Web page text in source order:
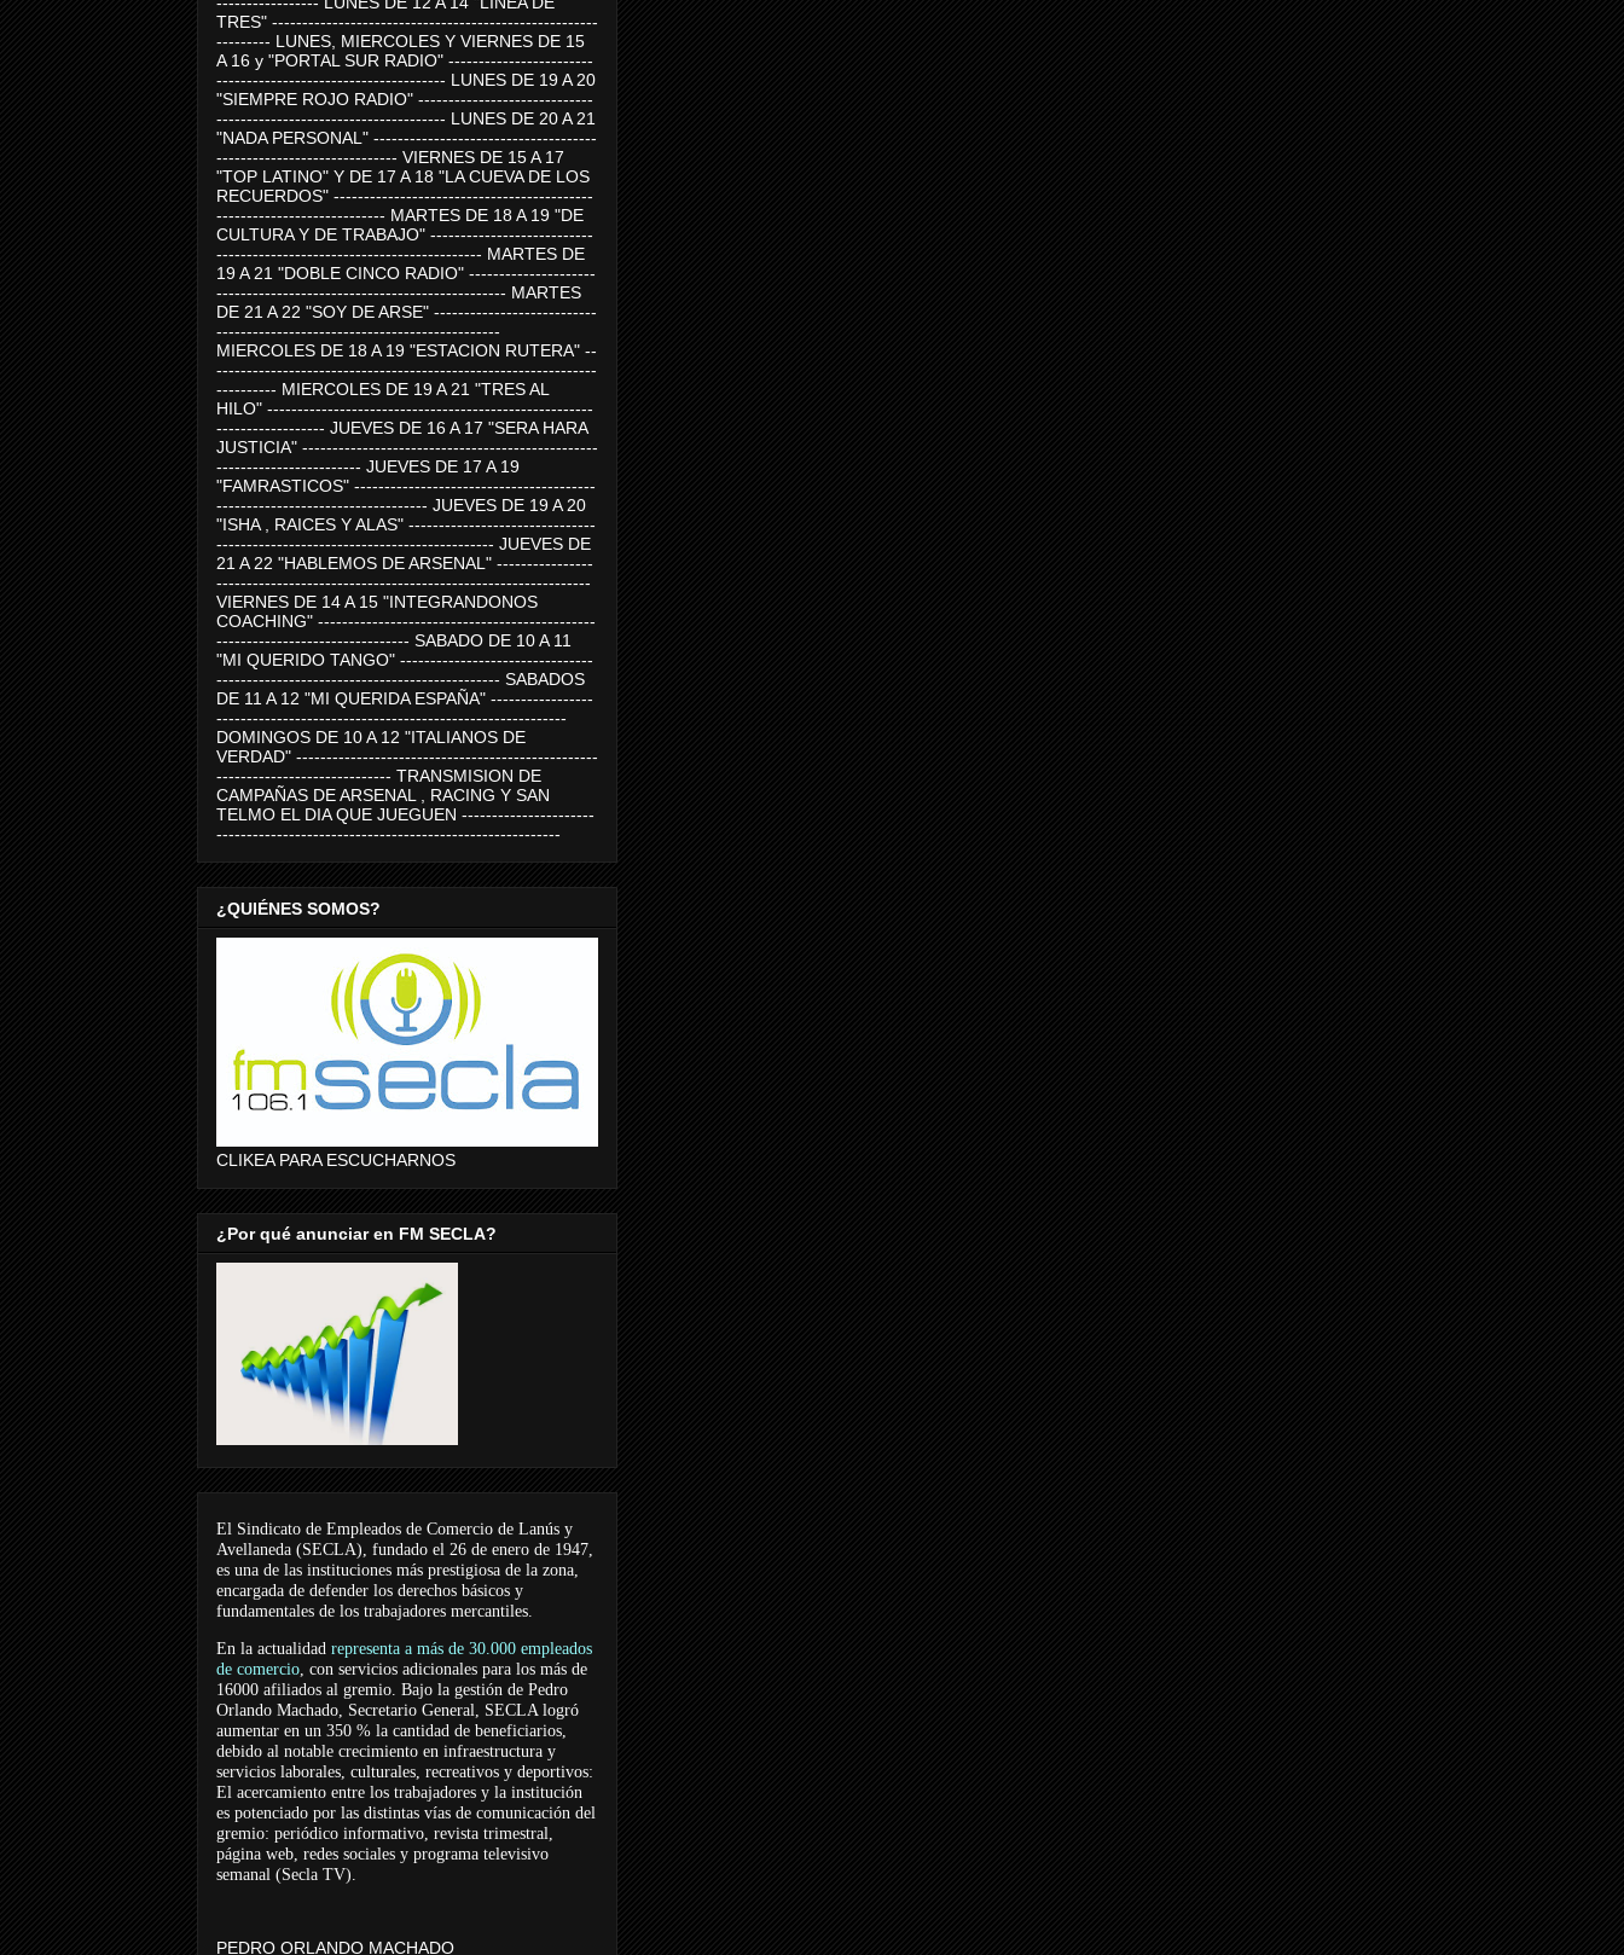
TRES" ------------------------------------------------------
--------- LUNES, MIERCOLES Y VIERNES DE 15
A 16 y "PORTAL SUR RADIO" ------------------------
-------------------------------------- LUNES DE 19 A 20
"SIEMPRE ROJO RADIO" -----------------------------
-------------------------------------- LUNES DE 20 A 21
"NADA PERSONAL" -------------------------------------
------------------------------ VIERNES DE 15 A 17
"TOP LATINO" Y DE 17 A 18 "LA CUEVA DE LOS
RECUERDOS" -------------------------------------------
---------------------------- MARTES DE 18 A 19 "DE
CULTURA Y DE TRABAJO" ---------------------------
-------------------------------------------- MARTES DE
19 A 21 "DOBLE CINCO RADIO" ---------------------
------------------------------------------------ MARTES
DE 21 A 22 "SOY DE ARSE" ---------------------------
-----------------------------------------------
MIERCOLES DE 18 A 19 "ESTACION RUTERA" --
---------------------------------------------------------------
---------- MIERCOLES DE 19 A 21 "TRES AL
HILO" ------------------------------------------------------
------------------ JUEVES DE 16 A 17 "SERA HARA
JUSTICIA" -------------------------------------------------
------------------------ JUEVES DE 17 A 19
"FAMRASTICOS" ----------------------------------------
----------------------------------- JUEVES DE 19 A 20
"ISHA , RAICES Y ALAS" -------------------------------
---------------------------------------------- JUEVES DE
21 A 22 "HABLEMOS DE ARSENAL" ----------------
--------------------------------------------------------------
VIERNES DE 14 A 15 "INTEGRANDONOS
COACHING" ----------------------------------------------
-------------------------------- SABADO DE 10 A 11
"MI QUERIDO TANGO" --------------------------------
----------------------------------------------- SABADOS
DE 11 A 12 "MI QUERIDA ESPAÑA" -----------------
----------------------------------------------------------
DOMINGOS DE 10 A 12 "ITALIANOS DE
VERDAD" --------------------------------------------------
----------------------------- TRANSMISION DE
CAMPAÑAS DE ARSENAL , RACING Y SAN
TELMO EL DIA QUE JUEGUEN ----------------------
---------------------------------------------------------
¿QUIÉNES SOMOS?
CLIKEA PARA ESCUCHARNOS
¿Por qué anunciar en FM SECLA?
El Sindicato de Empleados de Comercio de Lanús y
Avellaneda (SECLA), fundado el 26 de enero de 1947,
es una de las instituciones más prestigiosa de la zona,
encargada de defender los derechos básicos y
fundamentales de los trabajadores mercantiles.
En la actualidad representa a más de 30.000 empleados
de comercio, con servicios adicionales para los más de
16000 afiliados al gremio. Bajo la gestión de Pedro
Orlando Machado, Secretario General, SECLA logró
aumentar en un 350 % la cantidad de beneficiarios,
debido al notable crecimiento en infraestructura y
servicios laborales, culturales, recreativos y deportivos:
El acercamiento entre los trabajadores y la institución
es potenciado por las distintas vías de comunicación del
gremio: periódico informativo, revista trimestral,
página web, redes sociales y programa televisivo
semanal (Secla TV).
PEDRO ORLANDO MACHADO